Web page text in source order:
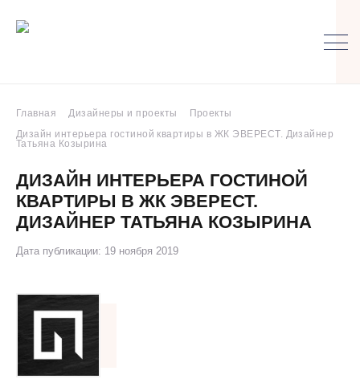
Главная Дизайнеры и проекты
Проекты
Дизайн интерьера гостиной квартиры в ЖК ЭВЕРЕСТ. Дизайнер
Татьяна Козырина
ДИЗАЙН ИНТЕРЬЕРА ГОСТИНОЙ
КВАРТИРЫ В ЖК ЭВЕРЕСТ.
ДИЗАЙНЕР ТАТЬЯНА КОЗЫРИНА
Дата публикации: 19 ноября 2019